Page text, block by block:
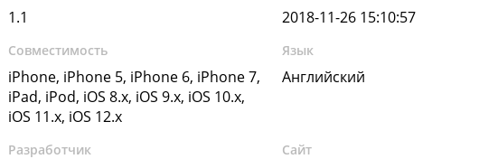
1.1 2018-11-26 15:10:57
Совместимость
iPhone, iPhone 5, iPhone 6, iPhone 7,
iPad, iPod, iOS 8.x, iOS 9.x, iOS 10.x,
iOS 11.x, iOS 12.x
Язык
Английский
Разработчик Сайт